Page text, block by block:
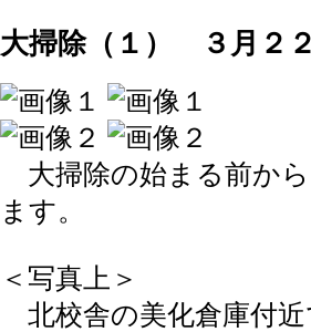
大掃除（１） ３月２
大掃除の始まる前か
ます。
＜写真上＞
北校舎の美化倉庫付